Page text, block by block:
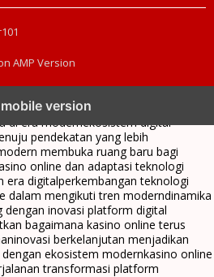
AMP Version
version
kasino online mencerminkan
di era modernekosistem digital
pendekatan yang lebih
membuka ruang baru bagi
online dan adaptasi teknologi
era digitalperkembangan teknologi
dalam mengikuti tren moderndinamika
dengan inovasi platform digital
bagaimana kasino online terus
inovasi berkelanjutan menjadikan
ekosistem modernkasino online
transformasi platform